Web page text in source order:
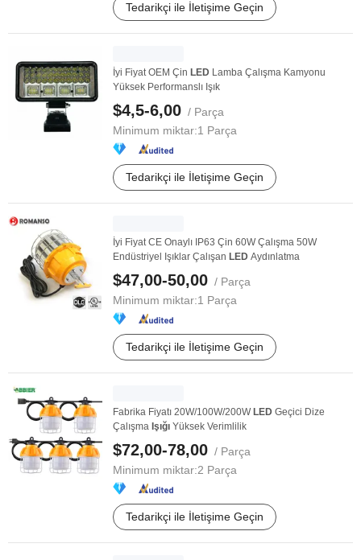
Tedarikçi ile İletişime Geçin
İyi Fiyat OEM Çin LED Lamba Çalışma Kamyonu
Yüksek Performanslı Işık
$4,5-6,00 / Parça
Minimum miktar:1 Parça
Tedarikçi ile İletişime Geçin
İyi Fiyat CE Onaylı IP63 Çin 60W Çalışma 50W
Endüstriyel Işıklar Çalışan LED Aydınlatma
$47,00-50,00 / Parça
Minimum miktar:1 Parça
Tedarikçi ile İletişime Geçin
Fabrika Fiyatı 20W/100W/200W LED Geçici Dize
Çalışma Işığı Yüksek Verimlilik
$72,00-78,00 / Parça
Minimum miktar:2 Parça
Tedarikçi ile İletişime Geçin